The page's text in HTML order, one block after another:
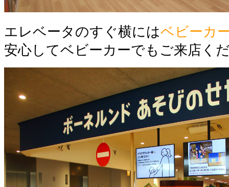
エレベータのすぐ横にはベビーカ
安心してベビーカーでもご来店く